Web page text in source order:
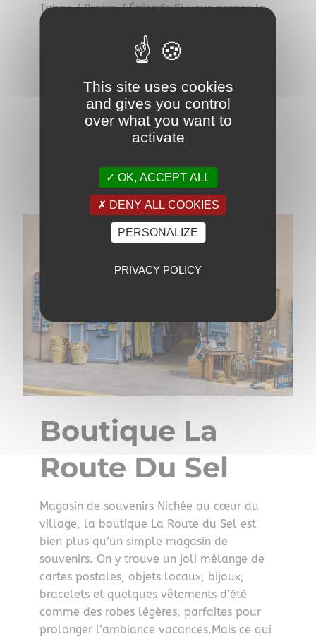
Tabac / Presse / Épicerie Si vous prenez la
sur votre gauche… impossible de la
louper.La boutique de Valérie, c’est un peu
le QG des dépannages réussis sur la
presqu’île. Chez Valérie, il y a tout — et
même ce à quoi vous n’aviez pas pensé.
Boutique La
Route Du Sel
Magasin de souvenirs Nichée au cœur du
village, la boutique La Route du Sel est
bien plus qu’un simple magasin de
souvenirs. On y trouve un joli mélange de
cartes postales, objets locaux, bijoux,
bracelets et quelques vêtements d’été
comme des robes légères, parfaites pour
prolonger l’ambiance vacances.Mais ce qui
This site uses cookies
and gives you control
over what you want to
activate
OK, ACCEPT ALL
DENY ALL COOKIES
PERSONALIZE
PRIVACY POLICY